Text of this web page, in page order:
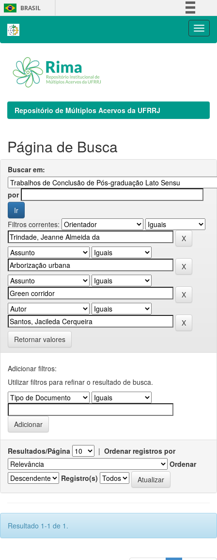
Skip
navigation
BRASIL
Repositório de Múltiplos Acervos da UFRRJ
Página de Busca
Buscar em:
por
Filtros correntes:
Retornar valores
Adicionar filtros:
Utilizar filtros para refinar o resultado de busca.
Resultados/Página | Ordenar registros por
Ordenar
Registro(s)
Resultado 1-1 de 1.